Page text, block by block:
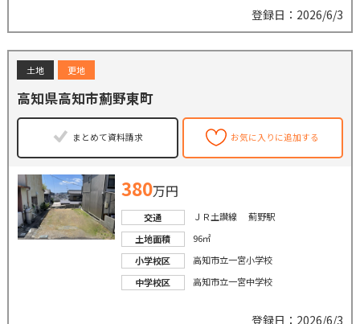
登録日：2026/6/3
土地 更地
高知県高知市薊野東町
まとめて資料請求 お気に入りに追加する
380万円
交通
ＪＲ土讃線 薊野駅
土地面積
96㎡
小学校区
高知市立一宮小学校
中学校区
高知市立一宮中学校
登録日：2026/6/3